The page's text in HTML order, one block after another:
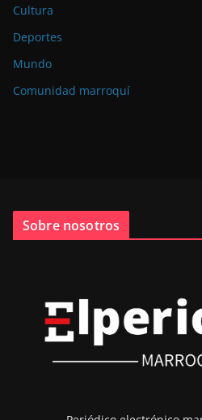
Cultura
Deportes
Mundo
Comunidad marroquí
Sobre nosotros